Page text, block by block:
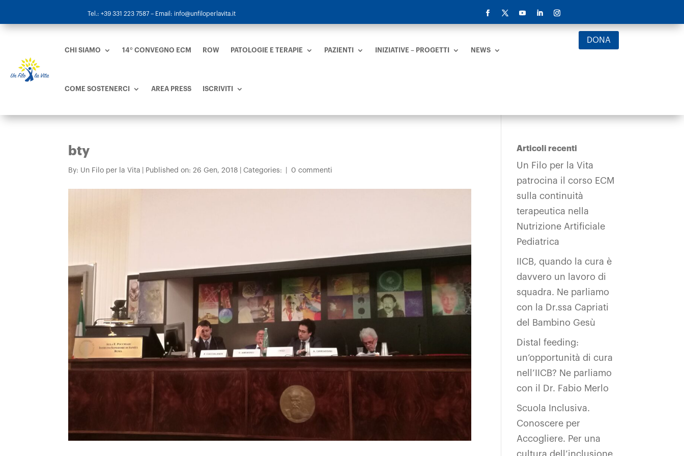
Tel.: +39 331 223 7587 – Email: info@unfiloperlavita.it
CHI SIAMO 14° CONVEGNO ECM ROW PATOLOGIE E TERAPIE PAZIENTI INIZIATIVE – PROGETTI NEWS
COME SOSTENERCI AREA PRESS ISCRIVITI
DONA
bty
By: Un Filo per la Vita Published on: 26 Gen, 2018 Categories: 0 commenti
Articoli recenti
Un Filo per la Vita
patrocina il corso ECM
sulla continuità
terapeutica nella
Nutrizione Artificiale
Pediatrica
IICB, quando la cura è
davvero un lavoro di
squadra. Ne parliamo
con la Dr.ssa Capriati
del Bambino Gesù
Distal feeding:
un’opportunità di cura
nell’IICB? Ne parliamo
con il Dr. Fabio Merlo
Scuola Inclusiva.
Conoscere per
Accogliere. Per una
cultura dell’inclusione